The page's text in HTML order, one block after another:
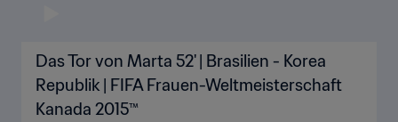
Das Tor von Marta 52' | Brasilien - Korea
Republik | FIFA Frauen-Weltmeisterschaft
Kanada 2015™